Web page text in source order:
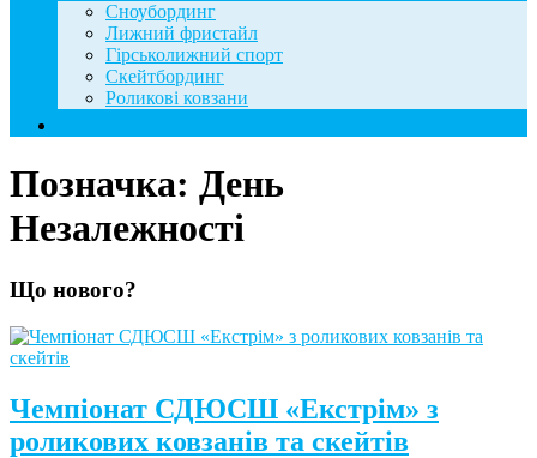
Сноубординг
Лижний фристайл
Гірськолижний спорт
Скейтбординг
Роликові ковзани
Позначка: День
Незалежності
Що нового?
Чемпіонат СДЮСШ «Екстрім» з
роликових ковзанів та скейтів